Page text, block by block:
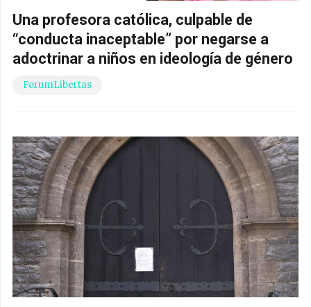
Una profesora católica, culpable de
“conducta inaceptable” por negarse a
adoctrinar a niños en ideología de género
ForumLibertas